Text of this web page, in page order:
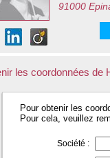
91000
les coordonnées de
Pour obtenir les
Pour cela, veuillez
Société :